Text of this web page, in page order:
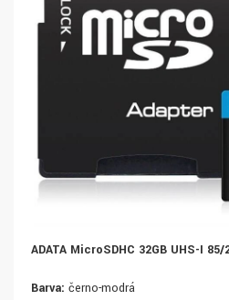
ADATA MicroSDHC 32GB UHS-I
Barva: černo-modrá